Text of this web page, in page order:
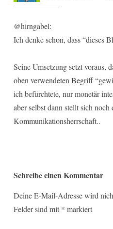
@hirngabel:
Ich denke schon, dass “dieses
Seine Umsetzung setzt voraus,
oben verwendeten Begriff
ich befürchtete, nur monetär
aber selbst dann stellt sich noch
Kommunikationsherrschaft..
Schreibe einen Kommentar
Deine E-Mail-Adresse wird
Felder sind mit * markiert